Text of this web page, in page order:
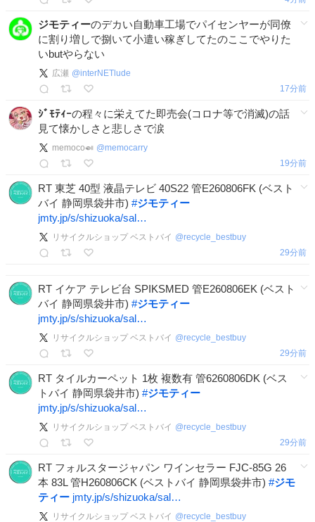
ジモティーのデカい自動車工場でパイセンヤーが同僚
に割り増しで捌いて小遣い稼ぎしてたのここでやりた
いbutやらない
広瀬 @interNETlude
18分前
ｼﾞﾓﾃｨｰの程々に栄えてた即売会(コロナ等で消滅)の話
見て懐かしさと悲しさで涙
memoco🍛 @memocarry
19分前
RT 東芝 40型 液晶テレビ 40S22 管E260806FK (ベスト
バイ 静岡県袋井市) #ジモティー
jmty.jp/s/shizuoka/sal…
リサイクルショップ ベストバイ @recycle_bestbuy
29分前
RT イケア テレビ台 SPIKSMED 管E260806EK (ベスト
バイ 静岡県袋井市) #ジモティー
jmty.jp/s/shizuoka/sal…
リサイクルショップ ベストバイ @recycle_bestbuy
29分前
RT タイルカーペット 1枚 複数有 管6260806DK (ベス
トバイ 静岡県袋井市) #ジモティー
jmty.jp/s/shizuoka/sal…
リサイクルショップ ベストバイ @recycle_bestbuy
30分前
RT フォルスタージャパン ワインセラー FJC-85G 26
本 83L 管H260806CK (ベストバイ 静岡県袋井市) #ジモ
ティー jmty.jp/s/shizuoka/sal…
リサイクルショップ ベストバイ @recycle_bestbuy